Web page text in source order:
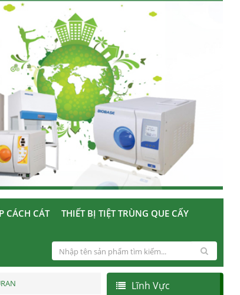
CÁCH CÁT
THIẾT BỊ TIỆT TRÙNG QUE CẤY
Lĩnh Vực